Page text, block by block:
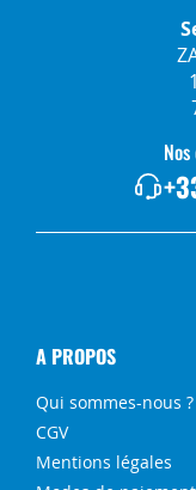
A PROPOS
Qui sommes-nous ?
CGV
Mentions légales